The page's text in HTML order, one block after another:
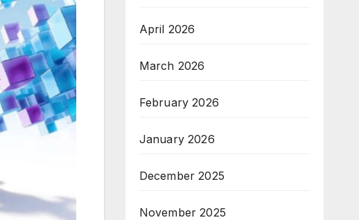
April 2026
March 2026
February 2026
January 2026
December 2025
November 2025